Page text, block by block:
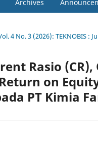
Archives
4 No. 3 (2026): TEKNOBIS :
Rasio
on
PT Kimia